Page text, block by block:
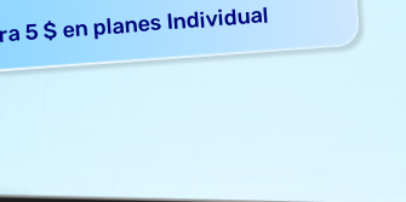
5 $ en planes Individual